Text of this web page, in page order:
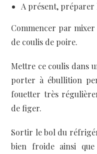
A présent, préparer
Commencer par
de coulis de poire.
Mettre ce coulis dans
porter à ébullition
fouetter très
de figer.
Sortir le bol du
bien froide ainsi